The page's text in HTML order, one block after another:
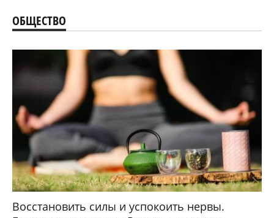
ОБЩЕСТВО
Восстановить силы и успокоить нервы.